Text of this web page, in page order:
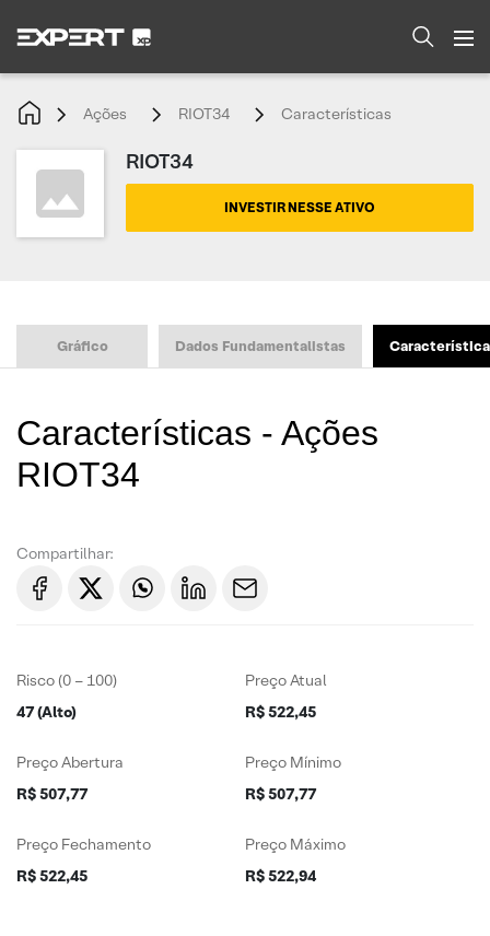
Ações RIOT34 Características
RIOT34
INVESTIR NESSE ATIVO
Gráfico Dados Fundamentalistas
Características - Ações
RIOT34
Compartilhar:
Risco (0 – 100)
47 (Alto)
Preço Atual
R$ 522,45
Preço Abertura
R$ 507,77
Preço Mínimo
R$ 507,77
Preço Fechamento
R$ 522,45
Preço Máximo
R$ 522,94